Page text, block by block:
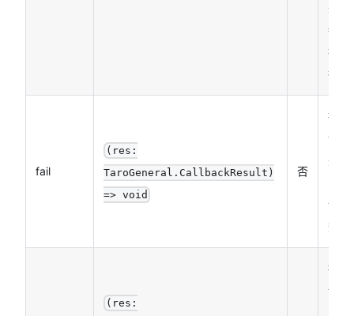
失败
都会
执
行）
fail
(res:
TaroGeneral.CallbackResult)
=> void
否
接口
调用
失败
调函
数
(res:
接口
调用